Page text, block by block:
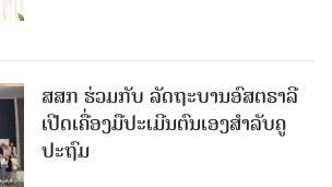
ສສກ ຮ່ວມກັບ ລັດຖະບານອົສຕຣາລີ
ເປີດເຄື່ອງມືປະເມີນຕົນເອງສຳລັບຄູ
ປະຖົມ